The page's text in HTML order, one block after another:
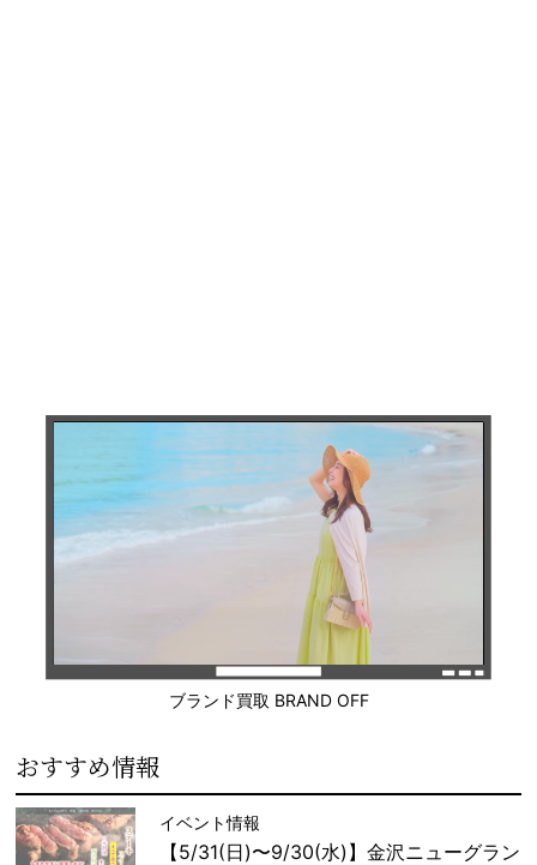
ブランド買取 BRAND OFF
おすすめ情報
イベント情報
【5/31(日)〜9/30(水)】金沢ニューグラン